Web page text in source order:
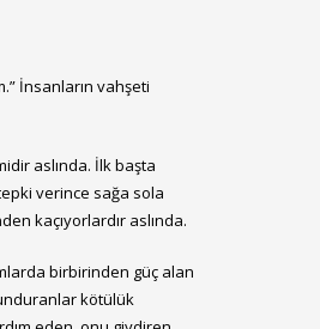
İnsanların vahşeti
aslında. İlk başta
verince sağa sola
kaçıyorlardır aslında.
birbirinden güç alan
kötülük